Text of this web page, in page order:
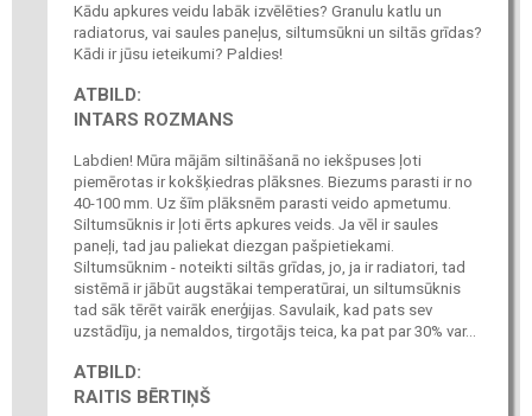
Kādu apkures veidu labāk izvēlēties? Granulu katlu un
radiatorus, vai saules paneļus, siltumsūkni un siltās grīdas?
Kādi ir jūsu ieteikumi? Paldies!
ATBILD:
INTARS ROZMANS
Labdien! Mūra mājām siltināšanā no iekšpuses ļoti
piemērotas ir kokšķiedras plāksnes. Biezums parasti ir no
40-100 mm. Uz šīm plāksnēm parasti veido apmetumu.
Siltumsūknis ir ļoti ērts apkures veids. Ja vēl ir saules
paneļi, tad jau paliekat diezgan pašpietiekami.
Siltumsūknim - noteikti siltās grīdas, jo, ja ir radiatori, tad
sistēmā ir jābūt augstākai temperatūrai, un siltumsūknis
tad sāk tērēt vairāk enerģijas. Savulaik, kad pats sev
uzstādīju, ja nemaldos, tirgotājs teica, ka pat par 30% var...
ATBILD:
RAITIS BĒRTIŅŠ